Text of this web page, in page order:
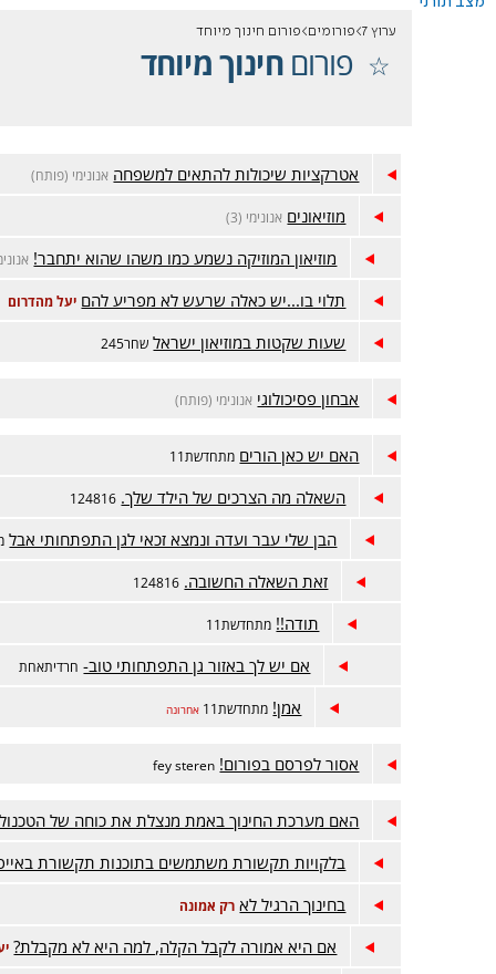
ערוץ 7 פורומים פורום חינוך מיוחד
פורוםחינוך מיוחד
אטרקציות שיכולות להתאים למשפחה אנונימי (פותח)
מוזיאונים אנונימי (3)
מוזיאון המוזיקה נשמע כמו משהו שהוא יתחבר!
תלוי בו...יש כאלה שרעש לא מפריע להם יעל מהדרום
שעות שקטות במוזיאון ישראל שחר245
אבחון פסיכולוגי אנונימי (פותח)
האם יש כאן הורים מתחדשת11
השאלה מה הצרכים של הילד שלך. 124816
הבן שלי עבר ועדה ונמצא זכאי לגן התפתחותי אבל
זאת השאלה החשובה. 124816
תודה!! מתחדשת11
אם יש לך באזור גן התפתחותי טוב- חרדיתאחת
אמן! מתחדשת11 אחרונה
אסור לפרסם בפורום! fey steren
האם מערכת החינוך באמת מנצלת את כוחה של
בלקויות תקשורת משתמשים בתוכנות תקשורת
בחינוך הרגיל לא רק אמונה
אם היא אמורה לקבל הקלה, למה היא לא מקבלת?